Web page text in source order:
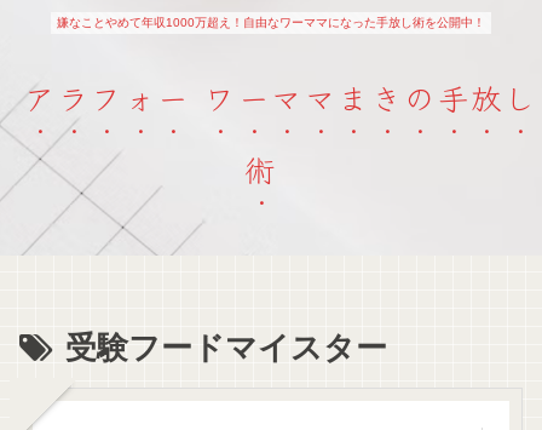
嫌なことやめて年収1000万超え！自由なワーママになった手放し術を公開中！
アラフォー ワーママまきの手放し
術
受験フードマイスター